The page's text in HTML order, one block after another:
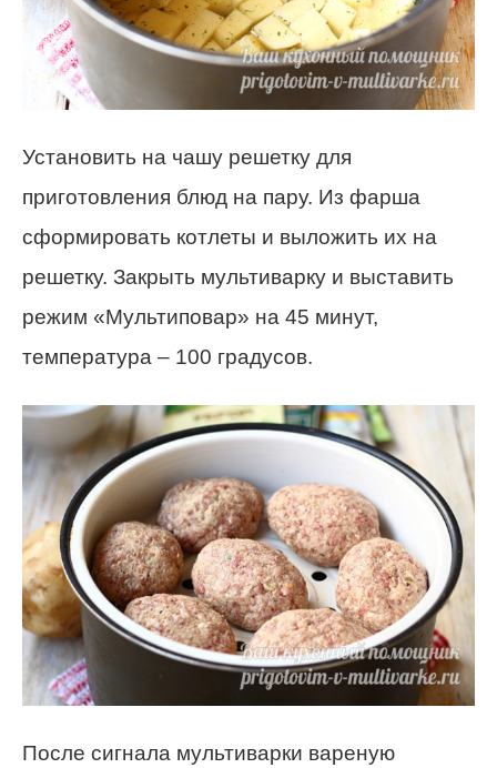
Установить на чашу решетку для
приготовления блюд на пару. Из фарша
сформировать котлеты и выложить их на
решетку. Закрыть мультиварку и выставить
режим «Мультиповар» на 45 минут,
температура – 100 градусов.
После сигнала мультиварки вареную